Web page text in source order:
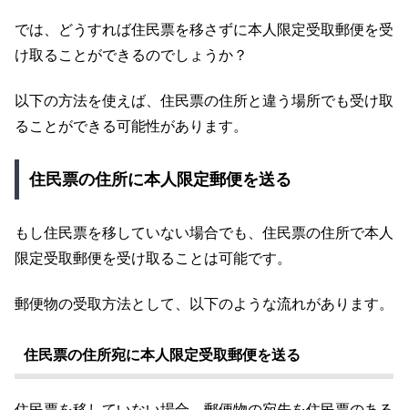
では、どうすれば住民票を移さずに本人限定受取郵便を受
け取ることができるのでしょうか？
以下の方法を使えば、住民票の住所と違う場所でも受け取
ることができる可能性があります。
住民票の住所に本人限定郵便を送る
もし住民票を移していない場合でも、住民票の住所で本人
限定受取郵便を受け取ることは可能です。
郵便物の受取方法として、以下のような流れがあります。
住民票の住所宛に本人限定受取郵便を送る